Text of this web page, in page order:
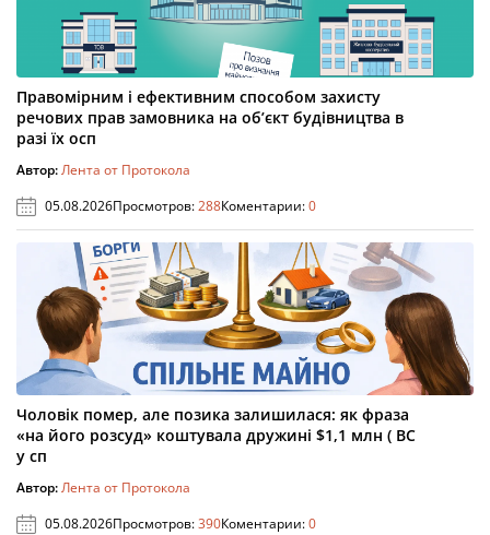
Правомірним і ефективним способом захисту
речових прав замовника на об’єкт будівництва в
разі їх осп
Автор:Лента от Протокола
05.08.2026Просмотров:288Коментарии:0
Чоловік помер, але позика залишилася: як фраза
«на його розсуд» коштувала дружині $1,1 млн ( ВС
у сп
Автор:Лента от Протокола
05.08.2026Просмотров:390Коментарии:0